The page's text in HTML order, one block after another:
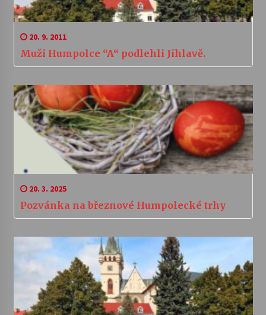
20. 9. 2011
Muži Humpolce “A“ podlehli Jihlavě.
20. 3. 2025
Pozvánka na březnové Humpolecké trhy